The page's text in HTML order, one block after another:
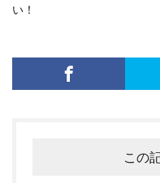
い！
この